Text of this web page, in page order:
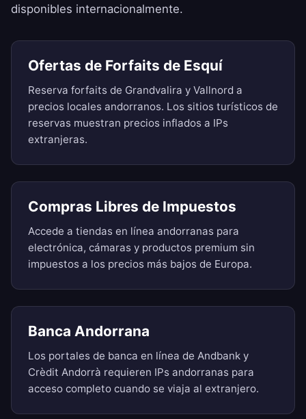
disponibles internacionalmente.
Ofertas de Forfaits de Esquí
Reserva forfaits de Grandvalira y Vallnord a
precios locales andorranos. Los sitios turísticos de
reservas muestran precios inflados a IPs
extranjeras.
Compras Libres de Impuestos
Accede a tiendas en línea andorranas para
electrónica, cámaras y productos premium sin
impuestos a los precios más bajos de Europa.
Banca Andorrana
Los portales de banca en línea de Andbank y
Crèdit Andorrà requieren IPs andorranas para
acceso completo cuando se viaja al extranjero.